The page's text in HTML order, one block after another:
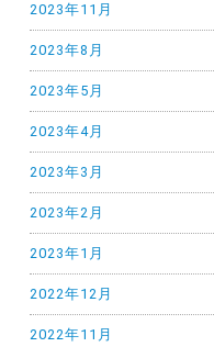
2023年11月
2023年8月
2023年5月
2023年4月
2023年3月
2023年2月
2023年1月
2022年12月
2022年11月